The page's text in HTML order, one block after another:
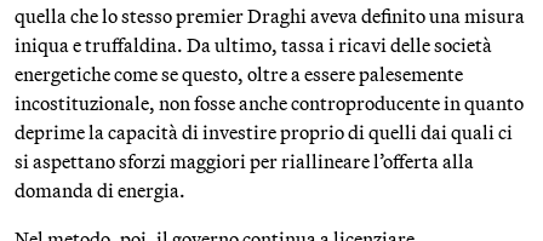
quella che lo stesso premier Draghi aveva definito una misura
iniqua e truffaldina. Da ultimo, tassa i ricavi delle società
energetiche come se questo, oltre a essere palesemente
incostituzionale, non fosse anche controproducente in quanto
deprime la capacità di investire proprio di quelli dai quali ci
si aspettano sforzi maggiori per riallineare l’offerta alla
domanda di energia.